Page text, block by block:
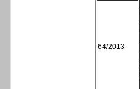
64/2013